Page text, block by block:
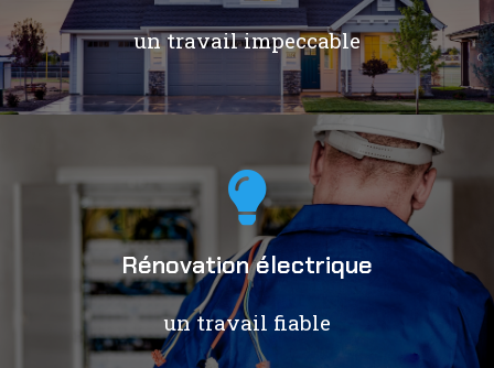
un travail impeccable
Rénovation électrique
un travail fiable